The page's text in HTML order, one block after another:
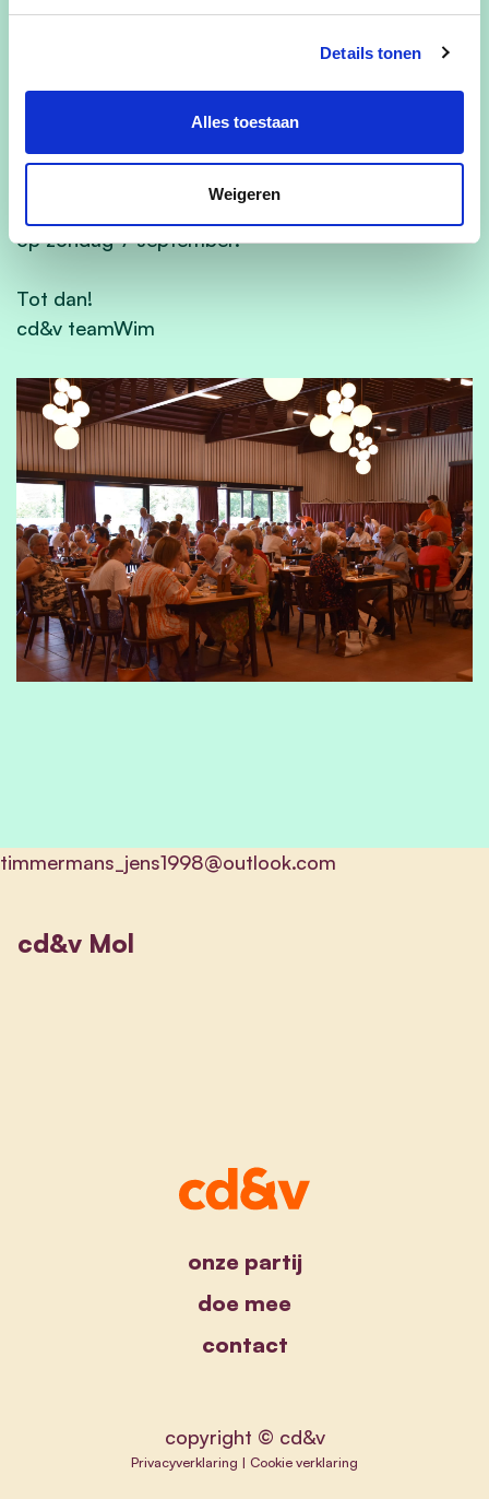
Details tonen
Alles toestaan
Weigeren
Betalen kan ter plekke (cash of Payconiq) of
vooraf op BE95 7330 5920 1958 met vermelding
van uw voor- en achternaam.
We kijken er naar uit om u opnieuw te ontmoeten
op zondag 7 september.
Tot dan!
cd&v teamWim
timmermans_jens1998@outlook.com
cd&v Mol
onze partij
doe mee
contact
copyright © cd&v
Privacyverklaring | Cookie verklaring